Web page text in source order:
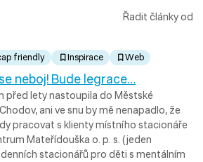
Řadit články od
friendly Inspirace Web
neboj! Bude legrace…
před lety nastoupila do Městské
ani ve snu by mě nenapadlo, že
pracovat s klienty místního stacionáře
Mateřídouška o. p. s. (jeden
stacionářů pro děti s mentálním